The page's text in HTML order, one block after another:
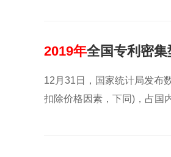
2019年全国专利密
12月31日，国家统计局发布
扣除价格因素，下同)，占国